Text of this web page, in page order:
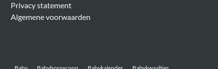
Privacy statement
Algemene voorwaarden